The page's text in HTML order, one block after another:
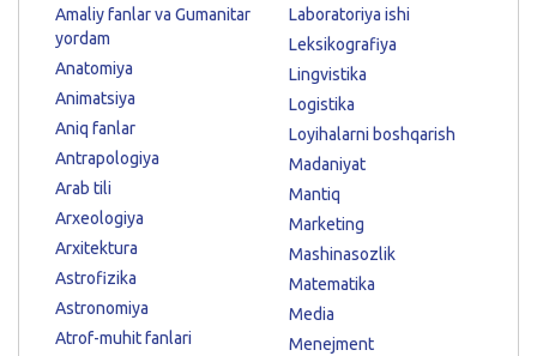
Amaliy fanlar va Gumanitar
yordam
Anatomiya
Animatsiya
Aniq fanlar
Antrapologiya
Arab tili
Arxeologiya
Arxitektura
Astrofizika
Astronomiya
Atrof-muhit fanlari
Laboratoriya ishi
Leksikografiya
Lingvistika
Logistika
Loyihalarni boshqarish
Madaniyat
Mantiq
Marketing
Mashinasozlik
Matematika
Media
Menejment